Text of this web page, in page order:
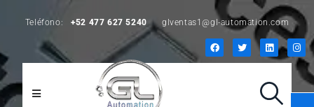
Teléfono: +52 477 627 5240 glventas1@gl-automation.com